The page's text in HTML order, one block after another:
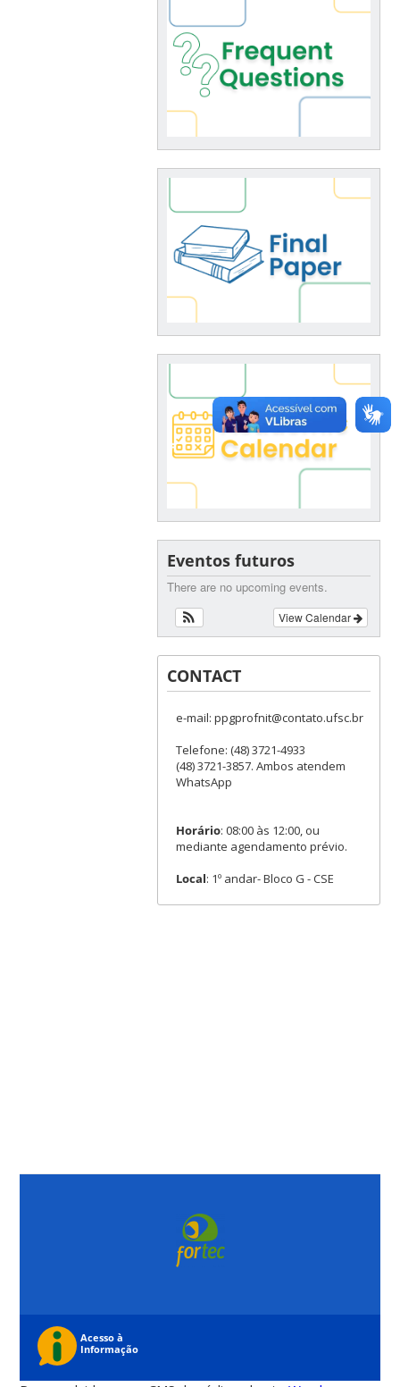
Eventos futuros
There are no upcoming events.
View Calendar
CONTACT
e-mail: ppgprofnit@contato.ufsc.br
Telefone: (48) 3721-4933
(48) 3721-3857. Ambos atendem
WhatsApp
Horário: 08:00 às 12:00, ou
mediante agendamento prévio.
Local: 1º andar- Bloco G - CSE